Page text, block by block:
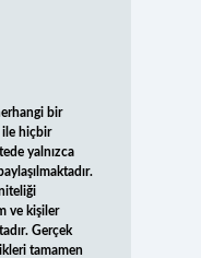
bir
ile hiçbir
yalnızca
ve kişiler
Gerçek
tamamen